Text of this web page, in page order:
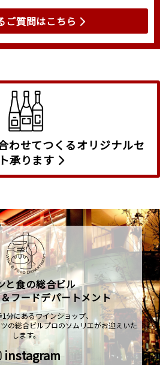
ご質問はこちら
わせてつくるオリジナルセ
承ります
と食の総合ビル
フードデパートメント
分にあるワインショップ、
の総合ビルプロのソムリエがお迎えいた
します。
instagram